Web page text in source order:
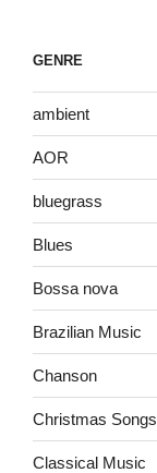
GENRE
ambient
AOR
bluegrass
Blues
Bossa nova
Brazilian Music
Chanson
Christmas Songs
Classical Music